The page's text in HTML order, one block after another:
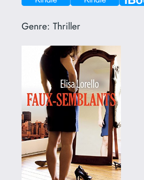
Genre: Thriller